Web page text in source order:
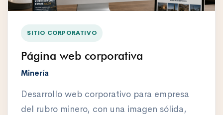
SITIO CORPORATIVO
Página web corporativa
Minería
Desarrollo web corporativo para empresa
del rubro minero, con una imagen sólida,